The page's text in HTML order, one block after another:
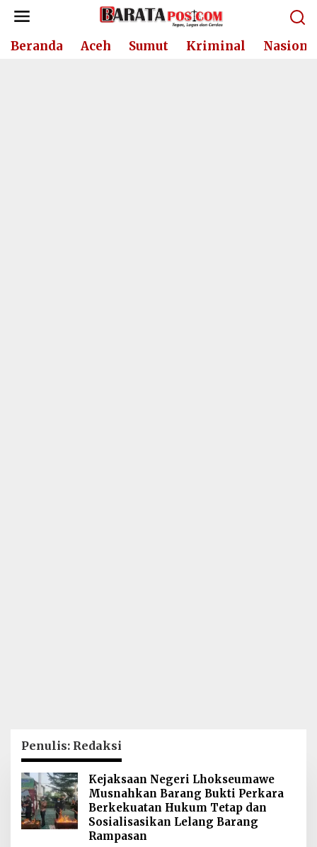
Lewati
konten
Beranda Aceh Sumut Kriminal
Penulis: Redaksi
Kejaksaan Negeri Lhokseumawe
Musnahkan Barang Bukti Perkara
Berkekuatan Hukum Tetap dan
Sosialisasikan Lelang Barang
Rampasan